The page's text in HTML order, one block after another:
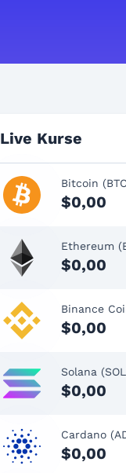
Live Kurse
Bitcoin
$0,00
Ethereum
$0,00
Binance
$0,00
Solana
$0,00
Cardano
$0,00